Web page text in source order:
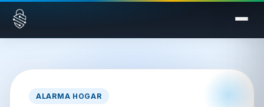
Saltar al contenido
ALARMA HOGAR